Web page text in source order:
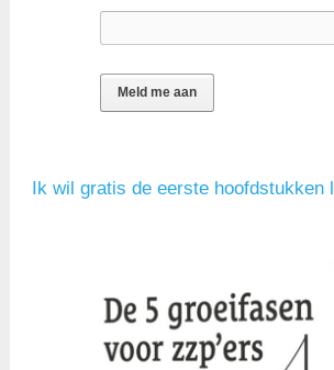
Ik wil gratis de eerste hoofdstukken